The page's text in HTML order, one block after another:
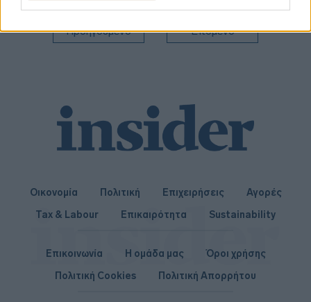
related to security, including authentication
Προηγούμενο Επόμενο
Οικονομία Πολιτική Επιχειρήσεις
Αγορές
Tax & Labour
Επικαιρότητα Sustainability
Επικοινωνία Η ομάδα μας
Όροι χρήσης
Πολιτική Cookies
Πολιτική Απορρήτου